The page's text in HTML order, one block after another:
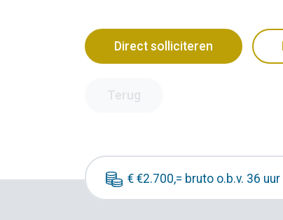
Direct solliciteren
Terug
€ €2.700,= bruto o.b.v. 36 uur